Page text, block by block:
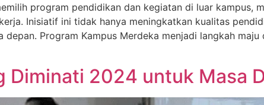
program pendidikan dan kegiatan di luar kampus,
Inisiatif ini tidak hanya meningkatkan kualitas
depan. Program Kampus Merdeka menjadi langkah
Diminati 2024 untuk Masa